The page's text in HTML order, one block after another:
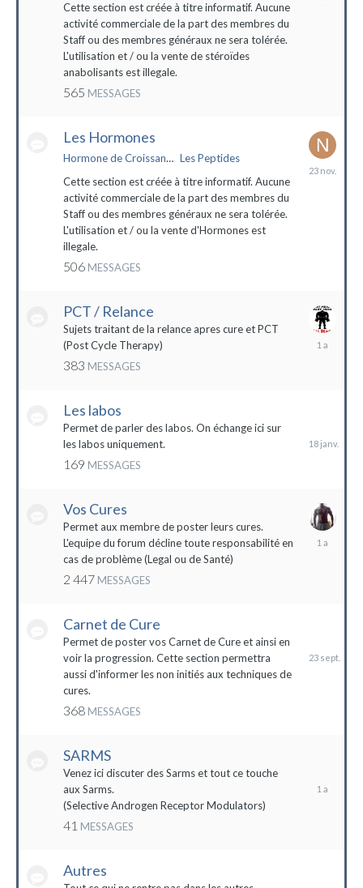
Cette section est créée à titre informatif. Aucune
activité commerciale de la part des membres du
Staff ou des membres généraux ne sera tolérée.
L'utilisation et / ou la vente de stéroïdes
anabolisants est illegale.
565 MESSAGES
Les Hormones
Hormone de Croissance (HGH) Les Peptides
Cette section est créée à titre informatif. Aucune
activité commerciale de la part des membres du
Staff ou des membres généraux ne sera tolérée.
L'utilisation et / ou la vente d'Hormones est
illegale.
506 MESSAGES
23
PCT / Relance
Sujets traitant de la relance apres cure et PCT
(Post Cycle Therapy)
383 MESSAGES
13
Les labos
Permet de parler des labos. On échange ici sur
les labos uniquement.
169 MESSAGES
Vos Cures
Permet aux membre de poster leurs cures.
L'equipe du forum décline toute responsabilité en
cas de problème (Legal ou de Santé)
2 447 MESSAGES
28
Carnet de Cure
Permet de poster vos Carnet de Cure et ainsi en
voir la progression. Cette section permettra
aussi d'informer les non initiés aux techniques de
cures.
368 MESSAGES
2023
SARMS
Venez ici discuter des Sarms et tout ce touche
aux Sarms.
(Selective Androgen Receptor Modulators)
41 MESSAGES
2022
Autres